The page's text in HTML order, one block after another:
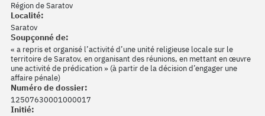
Région de Saratov
Localité:
Saratov
Soupçonné de:
« a repris et organisé l’activité d’une unité religieuse locale sur le
territoire de Saratov, en organisant des réunions, en mettant en œuvre
une activité de prédication » (à partir de la décision d’engager une
affaire pénale)
Numéro de dossier:
12507630001000017
Initié: